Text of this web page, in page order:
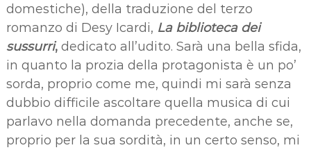
domestiche), della traduzione del terzo
romanzo di Desy Icardi, La biblioteca dei
sussurri,dedicato all’udito. Sarà una bella sfida,
in quanto la prozia della protagonista è un po’
sorda, proprio come me, quindi mi sarà senza
dubbio difficile ascoltare quella musica di cui
parlavo nella domanda precedente, anche se,
proprio per la sua sordità, in un certo senso, mi